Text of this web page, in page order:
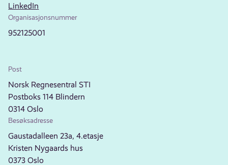
LinkedIn
Organisasjonsnummer
952125001
Post
Norsk Regnesentral STI
Postboks 114 Blindern
0314 Oslo
Besøksadresse
Gaustadalleen 23a, 4.etasje
Kristen Nygaards hus
0373 Oslo